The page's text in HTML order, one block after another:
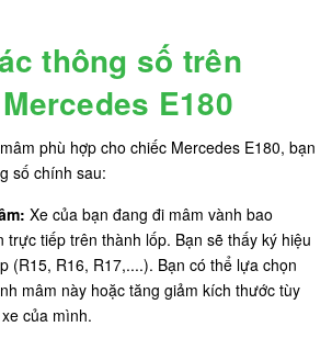
thông số trên
E180
phù hợp cho chiếc Mercedes E180, bạn
số chính sau:
Xe của bạn đang đi mâm vành bao
trực tiếp trên thành lốp. Bạn sẽ thấy ký hiệu
(R15, R16, R17,....). Bạn có thể lựa chọn
mâm này hoặc tăng giảm kích thước tùy
của mình.